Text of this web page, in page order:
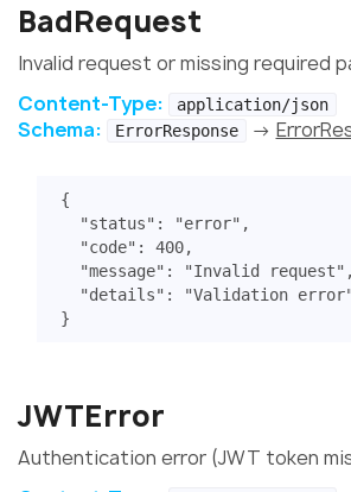
BadRequest
Invalid request or missing required
Content-Type:
application/json
Schema: ErrorResponse →
{
"status" : "error" ,
"code" : 400,
"message" : "Invalid request" ,
"details" :
"Validation error"
}
JWTError
Authentication error (JWT token